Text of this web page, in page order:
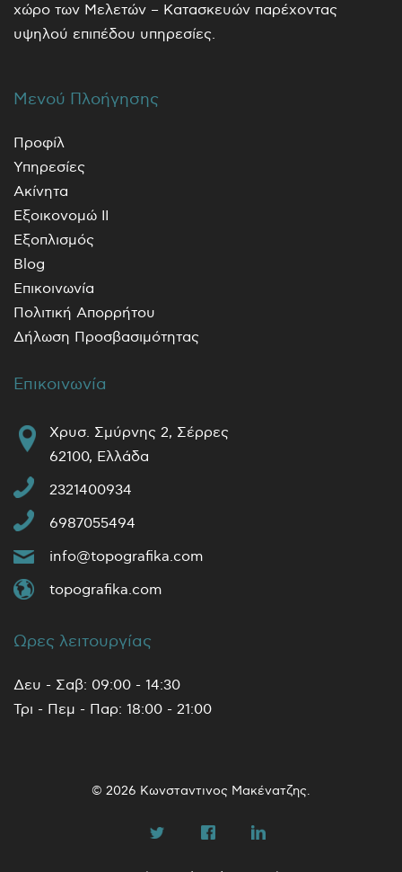
χώρο των Μελετών – Κατασκευών παρέχοντας
υψηλού επιπέδου υπηρεσίες.
Μενού Πλοήγησης
Προφίλ
Υπηρεσίες
Ακίνητα
Εξοικονομώ ΙΙ
Εξοπλισμός
Blog
Επικοινωνία
Πολιτική Απορρήτου
Δήλωση Προσβασιμότητας
Επικοινωνία
Χρυσ. Σμύρνης 2, Σέρρες
62100, Ελλάδα
2321400934
6987055494
info@topografika.com
topografika.com
Ωρες λειτουργίας
Δευ - Σαβ: 09:00 - 14:30
Τρι - Πεμ - Παρ: 18:00 - 21:00
© 2026 Κωνσταντινος Μακένατζης.